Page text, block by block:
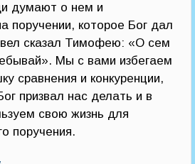
думают о нем и
поручении, которое Бог дал
сказал Тимофею: «О сем
Мы с вами избегаем
сравнения и конкуренции,
призвал нас делать и в
свою жизнь для
поручения.